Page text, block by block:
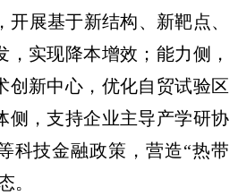
展基于新结构、新靶点、
，实现降本增效；能力侧，
创新中心，优化自贸试验区
侧，支持企业主导产学研协
科技金融政策，营造“热带
。